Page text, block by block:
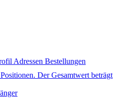
Adressen Bestellungen
Der Gesamtwert beträgt